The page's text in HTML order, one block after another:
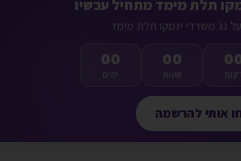
גג משרדי יזמקו תלת מימד
00
ימים
00
שעות
אותי להרשמה